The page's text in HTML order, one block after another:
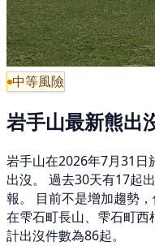
中等風險
岩手山最新熊出
岩手山在2026年7月31日
出沒。 過去30天有17起
報。 目前不是增加趨勢
在雫石町長山、雫石町
計出沒件數為86起。